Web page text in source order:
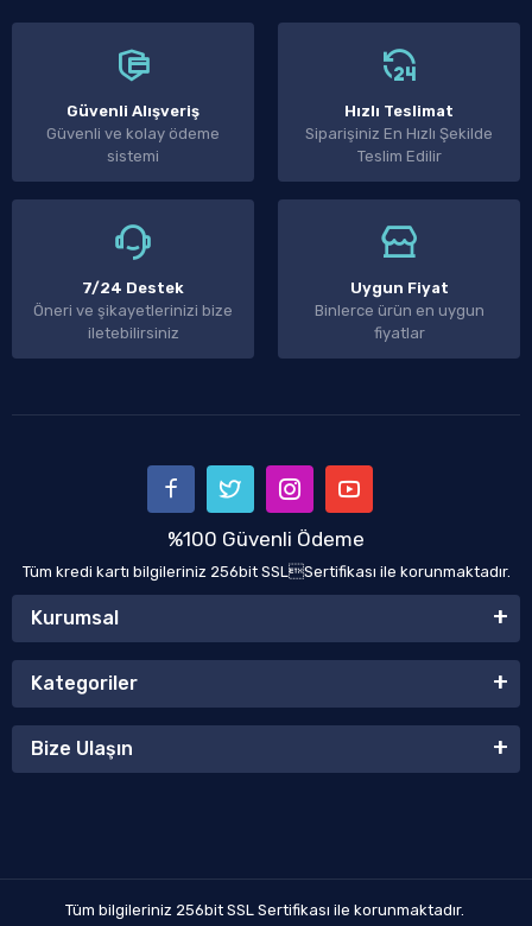
Güvenli Alışveriş
Güvenli ve kolay ödeme
sistemi
Hızlı Teslimat
Siparişiniz En Hızlı Şekilde
Teslim Edilir
7/24 Destek
Öneri ve şikayetlerinizi bize
iletebilirsiniz
Uygun Fiyat
Binlerce ürün en uygun
fiyatlar
%100 Güvenli Ödeme
Tüm kredi kartı bilgileriniz 256bit SSLSertifikası ile korunmaktadır.
Kurumsal
Kategoriler
Bize Ulaşın
Tüm bilgileriniz 256bit SSL Sertifikası ile korunmaktadır.